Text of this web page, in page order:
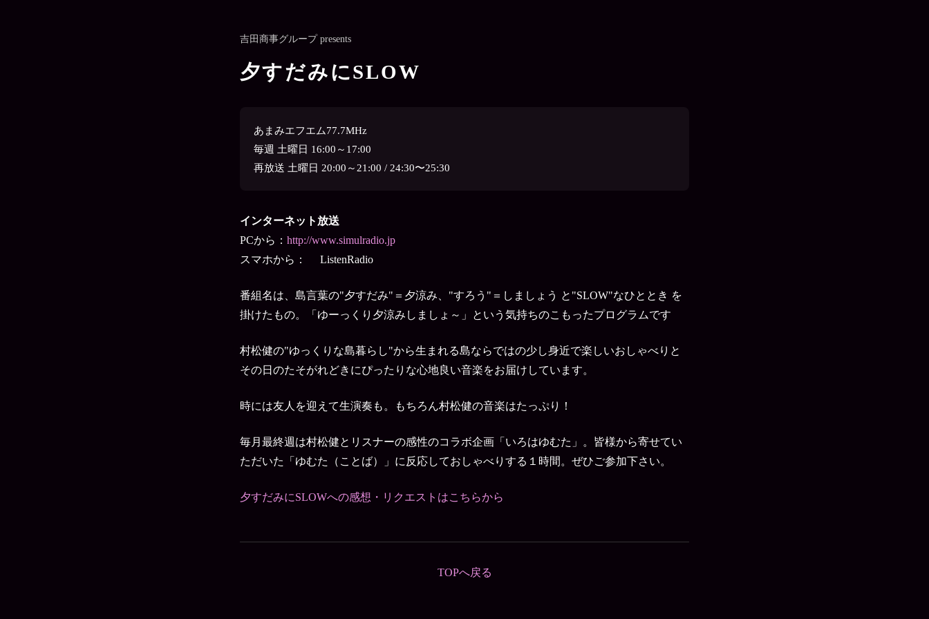
吉田商事グループ presents
夕すだみにSLOW
あまみエフエム77.7MHz
毎週 土曜日 16:00～17:00
再放送 土曜日 20:00～21:00 / 24:30〜25:30
インターネット放送
PCから： http://www.simulradio.jp
スマホから： ListenRadio
番組名は、島言葉の"夕すだみ"＝夕涼み、"すろう"＝しましょう と"SLOW"なひととき を
掛けたもの。「ゆーっくり夕涼みしましょ～」という気持ちのこもったプログラムです
村松健の"ゆっくりな島暮らし"から生まれる島ならではの少し身近で楽しいおしゃべりと
その日のたそがれどきにぴったりな心地良い音楽をお届けしています。
時には友人を迎えて生演奏も。もちろん村松健の音楽はたっぷり！
毎月最終週は村松健とリスナーの感性のコラボ企画「いろはゆむた」。皆様から寄せてい
ただいた「ゆむた（ことば）」に反応しておしゃべりする１時間。ぜひご参加下さい。
夕すだみにSLOWへの感想・リクエストはこちらから
TOPへ戻る